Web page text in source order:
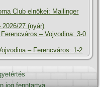
Club elnökei: Mailinger
27 (nyár)
– Vojvodina: 3-0
– Ferencváros: 1-2
jog fenntartva.